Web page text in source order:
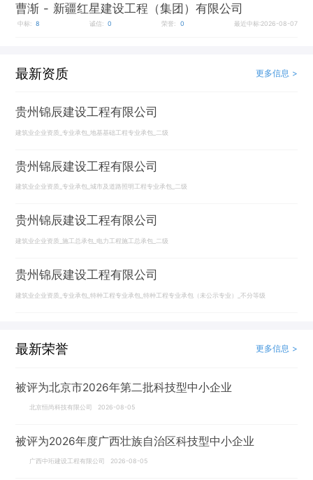
曹渐 - 新疆红星建设工程（集团）有限公司
中标: 8 诚信: 0 荣誉: 0 最近中标:2026-08-07
最新资质 更多信息 >
贵州锦辰建设工程有限公司
建筑业企业资质_专业承包_地基基础工程专业承包_二级
贵州锦辰建设工程有限公司
建筑业企业资质_专业承包_城市及道路照明工程专业承包_二级
贵州锦辰建设工程有限公司
建筑业企业资质_施工总承包_电力工程施工总承包_二级
贵州锦辰建设工程有限公司
建筑业企业资质_专业承包_特种工程专业承包_特种工程专业承包（未公示专业）_不分等级
最新荣誉 更多信息 >
被评为北京市2026年第二批科技型中小企业
北京恒尚科技有限公司 2026-08-05
被评为2026年度广西壮族自治区科技型中小企业
广西中珩建设工程有限公司 2026-08-05